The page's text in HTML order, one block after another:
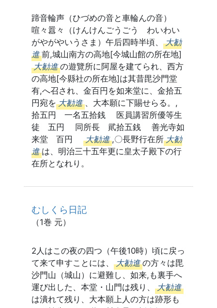
蹄音輪声（ひづめの音と車輪んの音）
喧々囂々（けんけんごうごう わいわい
がやがやいうさま）午后四時半頃、 大勧
進 前,城山南方の高地[今城山館の所在地]
大勧進 の遊覽所に阿屋を建てられ、西方
の高地[今縣社の所在地]は其昔毘沙門堂
有,へ召され、金百円を如来堂に、金拾五
円宛を 大勧進 、大本願に下賜せらる。,
拾五円 一名五拾銭 医員講習所優等生
徒 五円 同所長 貮拾五銭 善光寺如
来堂 百円 大勧進 ,〇長野行在所 大勧
進 は、明治三十五年更に皇太子殿下の行
在所となれり。
むしくら日記
（1巻 元）
2人はこの夜の四つ（午後10時）頃に戻っ
て来て申すことには、 大勧進 の方々は毘
沙門山（城山）に避難し、如来,も裏手へ
運び出した、本堂・山門は残り、 大勧進
は潰れて残り、大本願上人の方は跡形も